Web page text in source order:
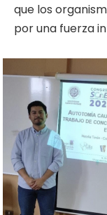
que los
por una fuerza